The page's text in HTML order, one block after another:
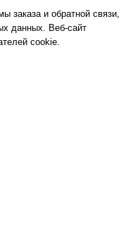
заказа и обратной связи,
данных. Веб-сайт
cookie.